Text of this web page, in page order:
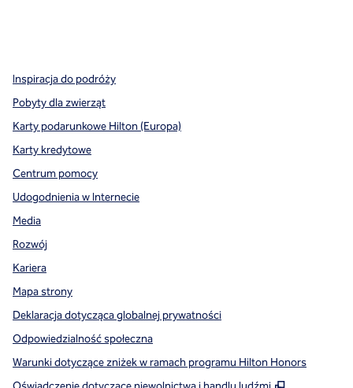
Inspiracja do podróży
Pobyty dla zwierząt
Karty podarunkowe Hilton (Europa)
Karty kredytowe
Centrum pomocy
Udogodnienia w Internecie
Media
Rozwój
Kariera
Mapa strony
Deklaracja dotycząca globalnej prywatności
Odpowiedzialność społeczna
Warunki dotyczące zniżek w ramach programu Hilton Honors
,